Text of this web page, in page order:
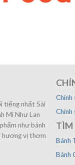
tiếng nhất Sài
Mì Như Lan
như bánh
hương vị thơm
Chính
Chính
TÌM
Bánh
Bánh